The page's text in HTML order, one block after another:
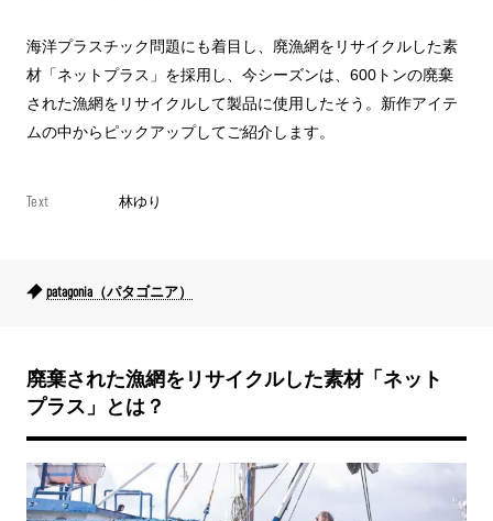
海洋プラスチック問題にも着目し、廃漁網をリサイクルした素
材「ネットプラス」を採用し、今シーズンは、600トンの廃棄
された漁網をリサイクルして製品に使用したそう。新作アイテ
ムの中からピックアップしてご紹介します。
Text 林ゆり
patagonia（パタゴニア）
廃棄された漁網をリサイクルした素材「ネット
プラス」とは？